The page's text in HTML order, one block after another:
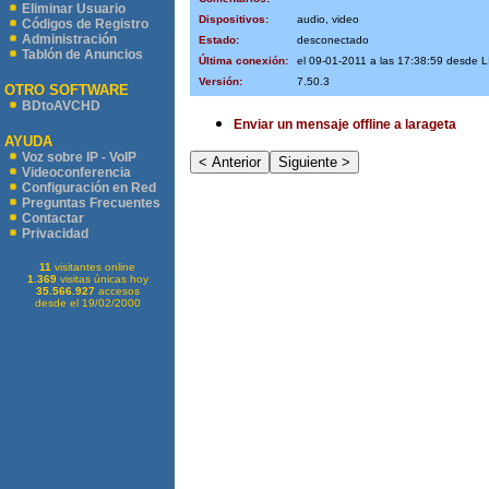
Eliminar Usuario
Códigos de Registro
Administración
Tablón de Anuncios
OTRO SOFTWARE
BDtoAVCHD
AYUDA
Voz sobre IP - VoIP
Videoconferencia
Configuración en Red
Preguntas Frecuentes
Contactar
Privacidad
11 visitantes online
1.369visitas únicas hoy
35.566.927accesos
desde el 19/02/2000
Dispositivos:
audio, video
Estado:
desconectado
Última conexión:
el 09-01-2011 a las 17:38:59 desde
Versión:
7.50.3
Enviar un mensaje offline a larageta